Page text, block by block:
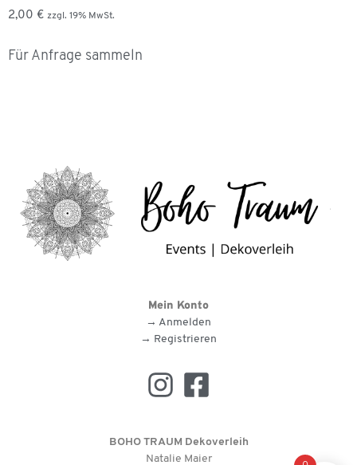
2,00 € zzgl. 19% MwSt.
Für Anfrage sammeln
Mein Konto
→ Anmelden
→ Registrieren
BOHO TRAUM Dekoverleih
Natalie Maier